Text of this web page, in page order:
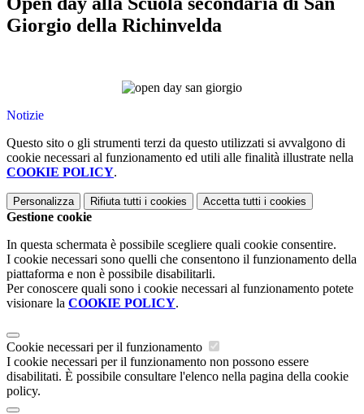
Giorgio della Richinvelda
Notizie
Questo sito o gli strumenti terzi da questo utilizzati si avvalgono di
cookie necessari al funzionamento ed utili alle finalità illustrate nella
COOKIE POLICY.
Personalizza Rifiuta tutti i cookies Accetta tutti i cookies
Gestione cookie
In questa schermata è possibile scegliere quali cookie consentire.
I cookie necessari sono quelli che consentono il funzionamento della
piattaforma e non è possibile disabilitarli.
Per conoscere quali sono i cookie necessari al funzionamento potete
visionare la COOKIE POLICY.
Cookie necessari per il funzionamento
I cookie necessari per il funzionamento non possono essere
disabilitati. È possibile consultare l'elenco nella pagina della cookie
policy.